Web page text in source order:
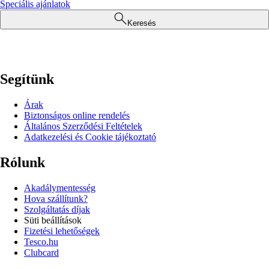
Speciális ajánlatok
Keresés
Segítünk
Árak
Biztonságos online rendelés
Általános Szerződési Feltételek
Adatkezelési és Cookie tájékoztató
Rólunk
Akadálymentesség
Hova szállítunk?
Szolgáltatás díjak
Süti beállítások
Fizetési lehetőségek
Tesco.hu
Clubcard